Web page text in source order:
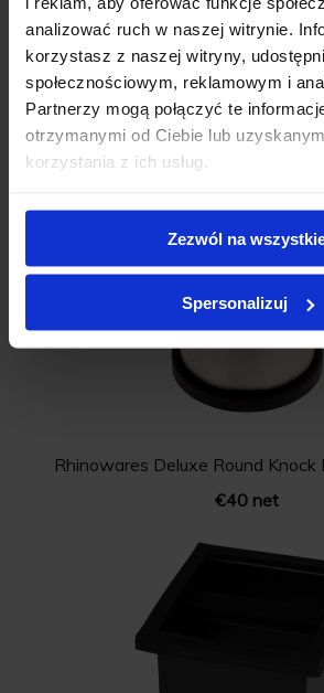
analizować ruch w naszej witrynie.
korzystasz z naszej witryny,
społecznościowym, reklamowym i
Partnerzy mogą połączyć te
otrzymanymi od Ciebie lub
korzystania z ich usług.
Zezwól na
Spersonalizuj
Rhinowares Waste Tube -
Rhinowares Deluxe Round
€40 net